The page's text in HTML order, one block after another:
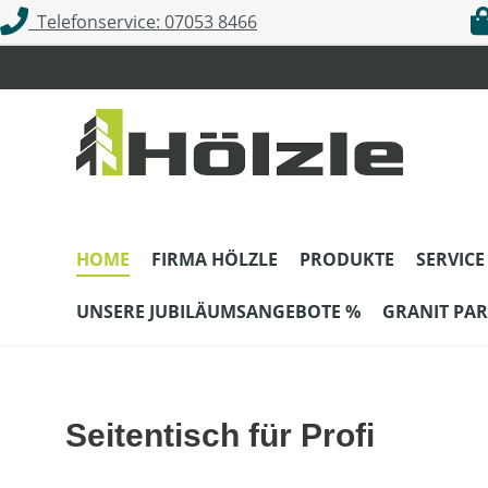
Hauptinhalt springen
Zur Suche springen
Zur Hauptnavigation springen
Telefonservice: 07053 8466
HOME FIRMA HÖLZLE PRODUKTE SERVICE
UNSERE JUBILÄUMSANGEBOTE % GRANIT
Seitentisch für Profi